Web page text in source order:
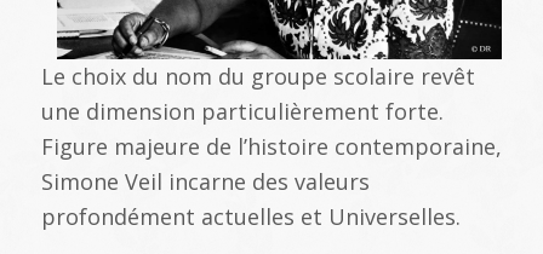
Le choix du nom du groupe scolaire revêt
une dimension particulièrement forte.
Figure majeure de l’histoire contemporaine,
Simone Veil incarne des valeurs
profondément actuelles et Universelles.